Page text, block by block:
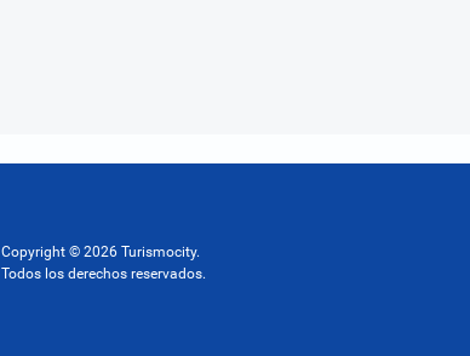
Copyright © 2026 Turismocity.
Todos los derechos reservados.